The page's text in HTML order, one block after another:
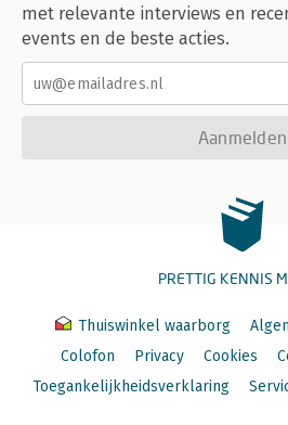
met relevante interviews en
events en de beste acties.
Aanmelden
PRETTIG KENNIS
Thuiswinkel waarborg
Colofon
Privacy Cookies
Toegankelijkheidsverklaring